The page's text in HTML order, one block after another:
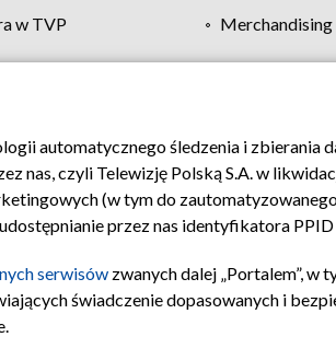
w TVP
Merchandising
Moje zgody Pomoc Biuro reklamy
automatycznego śledzenia i zbierania
nas, czyli Telewizję Polską S.A. w
(w tym do
przez nas identyfikatora
serwisów zwanych dalej „Portalem”, w
świadczenie dopasowanych i